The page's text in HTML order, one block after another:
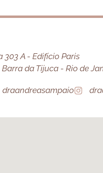
303 A - Edifício Paris
da Tijuca - Rio de
draandreasampaio